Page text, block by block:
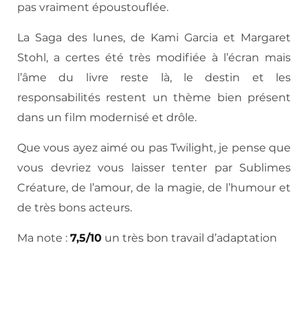
pas vraiment époustouflée.
La Saga des lunes, de Kami Garcia et Margaret
Stohl, a certes été très modifiée à l’écran mais
l’âme du livre reste là, le destin et les
responsabilités restent un thème bien présent
dans un film modernisé et drôle.
Que vous ayez aimé ou pas Twilight, je pense que
vous devriez vous laisser tenter par Sublimes
Créature, de l’amour, de la magie, de l’humour et
de très bons acteurs.
Ma note : 7,5/10 un très bon travail d’adaptation